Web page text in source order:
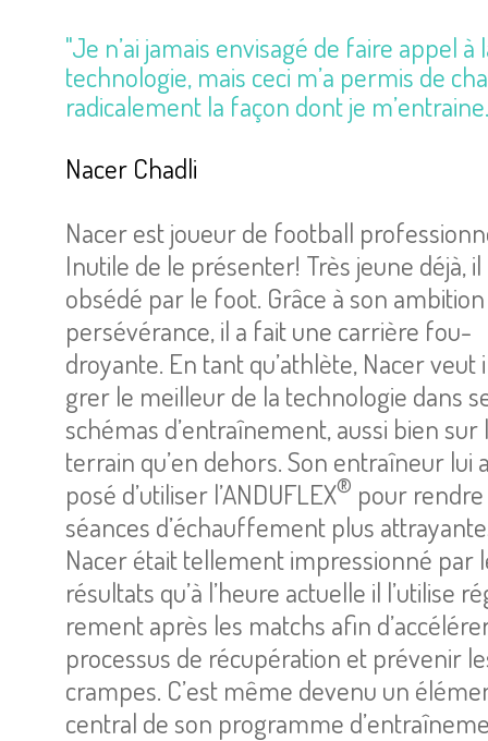
"Je n’ai jamais envi­sagé de faire appel à
tech­no­lo­gie, mais ceci m’a permis de
radi­ca­le­ment la façon dont je
Nacer Chadli
Nacer est joueur de foot­ball
Inutile de le pré­sen­ter! Très jeune déjà,
obsédé par le foot. Grâce à son
per­sé­vé­rance, il a fait une car­rière fou­
droyante. En tant qu’ath­lète, Nacer
grer le meilleur de la tech­no­lo­gie dans
sché­mas d’en­traî­ne­ment, aussi bien sur
ter­rain qu’en dehors. Son entraî­neur
posé d’uti­li­ser l’AN­DU­FLEX® pour rendre
séances d’échauf­fe­ment plus
Nacer était tel­le­ment impres­sionné par
résul­tats qu’à l’heure actuelle il l’uti­lise
re­ment après les matchs afin
pro­ces­sus de récu­pé­ra­tion et pré­ve­nir
crampes. C’est même devenu un
cen­tral de son pro­gramme